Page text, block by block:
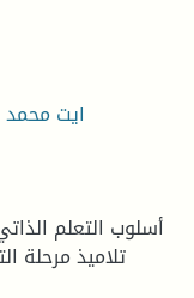
ايت
أسلوب التعلم
تلاميذ مرحلة